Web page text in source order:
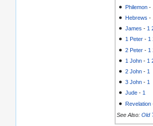
Philemon -
Hebrews -
James - 1
1 Peter -1
2 Peter - 1
1 John - 1
2 John - 1
3 John - 1
Jude -1
Revelation
See Also: Old